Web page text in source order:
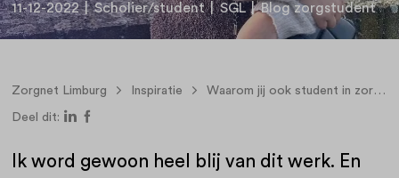
11-12-2022 | Scholier/student | SGL | Blog zorgstudent
Zorgnet Limburg Inspiratie Waarom jij ook student in zorg en welzijn wilt worden
Deel dit:
Ik word gewoon heel blij van dit werk. En